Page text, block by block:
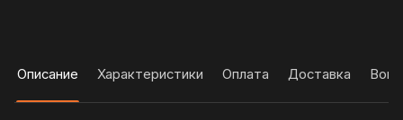
Описание Характеристики Оплата Доставка